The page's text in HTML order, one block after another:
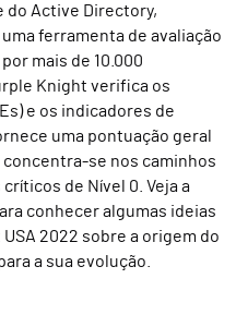
do Active Directory,
ferramenta de avaliação
mais de 10.000
Knight verifica os
e os indicadores de
uma pontuação geral
se nos caminhos
de Nível 0. Veja a
conhecer algumas ideias
2022 sobre a origem do
a sua evolução.